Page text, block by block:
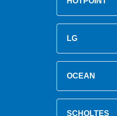
LG
OCEAN
SCHOLTES